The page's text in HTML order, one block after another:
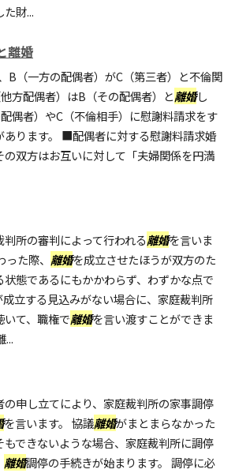
財...
離婚
B（一方の配偶者）がC（第三者）と不倫関
方配偶者）はB（その配偶者）と離婚し
偶者）やC（不倫相手）に慰謝料請求をす
あります。 ■配偶者に対する慰謝料請求婚
双方はお互いに対して「夫婦関係を円満
所の審判によって行われる離婚を言いま
た際、 離婚を成立させたほうが双方のた
態であるにもかかわらず、わずかな点で
立する見込みがない場合に、家庭裁判所
いて、職権で離婚を言い渡すことができま
...
の申し立てにより、家庭裁判所の家事調停
を言います。 協議離婚がまとまらなかった
できないような場合、家庭裁判所に調停
離婚調停の手続きが始まります。 調停に必